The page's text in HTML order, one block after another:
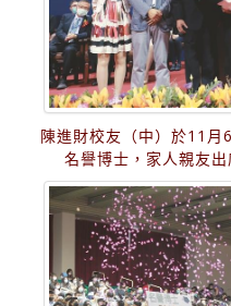
陳進財校友（中）於11
名譽博士，家人親友出